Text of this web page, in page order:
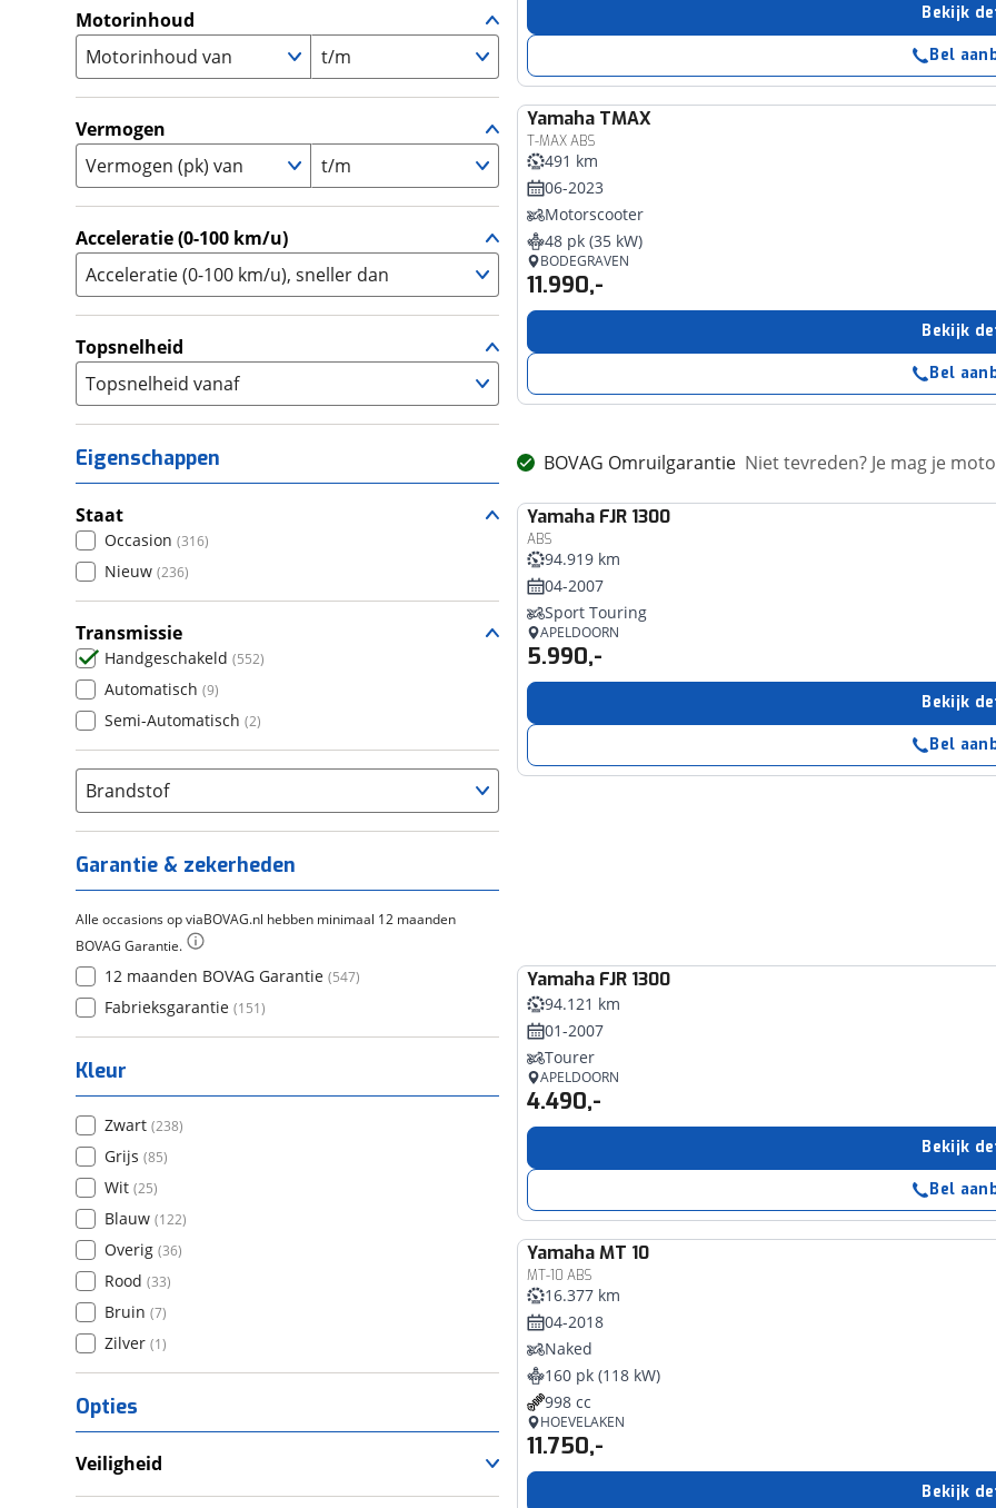
Supersport
Tourer (69)
Touring Enduro
Trike (0)
Zijspan 0)
A1 (7)
( 111
Motorinhoud
Motorinhoud van
t/m
Vermogen
Vermogen (pk) van
t/m
Acceleratie (0-100 km/u)
Acceleratie (0-100 km/u), sneller dan
Topsnelheid
Topsnelheid vanaf
Eigenschappen
Staat
Occasion (316)
Nieuw (236)
Transmissie
Handgeschakeld (552)
Automatisch (9)
Semi-Automatisch (2)
Brandstof
Garantie & zekerheden
Alle occasions op viaBOVAG.nl hebben minimaal 12 maanden
BOVAG Garantie.
12 maanden BOVAG Garantie (547)
Fabrieksgarantie (151)
Kleur
Zwart (238)
Grijs (85)
Wit (25)
Blauw (122)
Overig (36)
Rood (33)
Bruin (7)
Zilver (1)
Opties
Veiligheid
Bekijk
Bel
Yamaha TMAX
T-MAX ABS
491 km
06-2023
Motorscooter
48 pk (35 kW)
BODEGRAVEN
11.990,-
Bekijk
Bel
BOVAG Omruilgarantie Niet tevreden? Je mag je
Yamaha FJR 1300
ABS
94.919 km
04-2007
Sport Touring
APELDOORN
5.990,-
Bekijk
Bel
Yamaha FJR 1300
94.121 km
01-2007
Tourer
APELDOORN
4.490,-
Bekijk
Bel
Yamaha MT 10
MT-10 ABS
16.377 km
04-2018
Naked
160 pk (118 kW)
998 cc
HOEVELAKEN
11.750,-
Bekijk